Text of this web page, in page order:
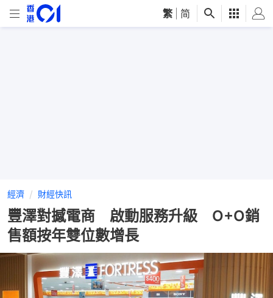
繁 简
經濟 財經快訊
豐澤對撼電商 啟動服務升級 O+O銷
售額按年雙位數增長